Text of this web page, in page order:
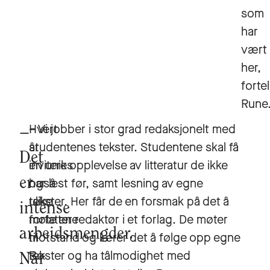
som
har
vært
her,
Det
er
intense
arbeidsmengder.
Når
Hvert
år
inviteres
også
ulike
forfattere
til
Bø
– Vi jobber i stor grad redaksjonelt med
studentenes tekster. Studentene skal få
en unik opplevelse av litteratur de ikke
har lest før, samt lesning av egne
tekster. Her får de en forsmak på det å
møte en redaktør i et forlag. De møter
motstand og lærer det å følge opp egne
tekster og ha tålmodighet med